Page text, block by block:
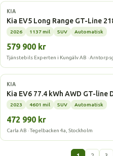
Elbil
KIA
Kia EV5 Long Range GT-Line
2026 1137 mil SUV Automatisk
579 900 kr
Tjänstebils Experten i Kungälv AB ·
Elbil
KIA
Kia EV6 77.4 kWh AWD GT-
2023 4601 mil SUV Automatisk
472 990 kr
Carla AB · Tegelbacken 4a, Stockholm